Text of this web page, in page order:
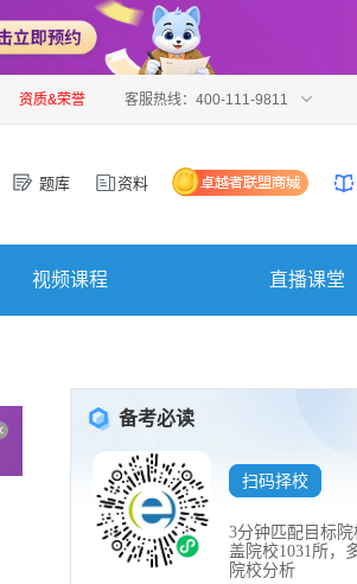
资质&荣誉 客服热线：400-111-9811
题库 资料
视频课程 直播课堂
备考必读
扫码择校
3分钟匹配目标院
盖院校1031所，
院校分析